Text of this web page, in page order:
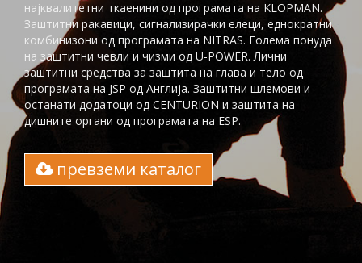
најквалитетни ткаенини од програмата на KLOPMAN.
Заштитни ракавици, сигнализирачки елеци, еднократни
комбинизони од програмата на NITRAS. Голема понуда
на заштитни чевли и чизми од U-POWER. Лични
заштитни средства за заштита на глaва и тело од
програмата на JSP од Англија. Заштитни шлемови и
останати додатоци од CENTURION и заштита на
дишните органи од програмата на ESP.
превземи каталог